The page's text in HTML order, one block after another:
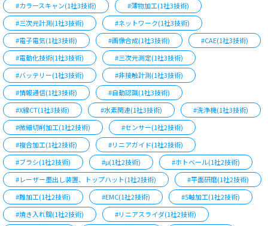
#カラースキャン(1社3技術)
#薄物加工(1社3技術)
#三次元計測(1社3技術)
#ネットワーク(1社3技術)
#電子電気(1社3技術)
#画像合成(1社3技術)
#CAE(1社3技術)
#電動化技術(1社3技術)
#三次元測定(1社3技術)
#バッテリー(1社3技術)
#非接触計測(1社3技術)
#情報通信(1社3技術)
#自動認識(1社3技術)
#X線CT(1社3技術)
#水素関連(1社3技術)
#洗浄機(1社3技術)
#微細切削加工(1社2技術)
#センサー(1社2技術)
#複合加工(1社2技術)
#リニアガイド(1社2技術)
#ブラシ(1社2技術)
#μ(1社2技術)
#ホトベール(1社2技術)
#レーザー墨出し装置、トップハット(1社2技術)
#平面研磨(1社2技術)
#難加工(1社2技術)
#EMC(1社2技術)
#5軸加工(1社2技術)
#焼き入れ鋼(1社2技術)
#リニアスライダ(1社2技術)